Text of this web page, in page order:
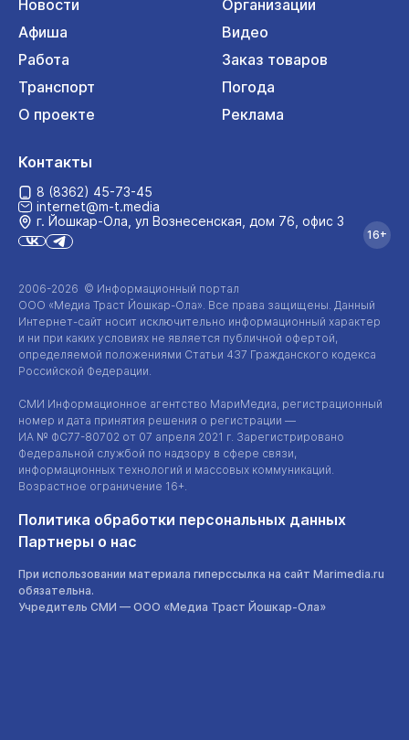
Новости
Организации
Афиша
Видео
Работа
Заказ товаров
Транспорт
Погода
О проекте
Реклама
2006-2026 © Информационный портал
ООО «Медиа Траст Йошкар-Ола» . Все права защищены. Данный
Интернет-сайт носит исключительно информационный характер
и ни при каких условиях не является публичной офертой,
определяемой положениями Статьи 437 Гражданского кодекса
Российской Федерации.
СМИ Информационное агентство МариМедиа, регистрационный
номер и дата принятия решения о регистрации —
ИА № ФС77-80702 от 07 апреля 2021 г. Зарегистрировано
Федеральной службой по надзору в сфере связи,
информационных технологий и массовых коммуникаций.
Возрастное ограничение 16+.
Политика обработки персональных данных
Партнеры о нас
При использовании материала гиперссылка на сайт Marimedia.ru
обязательна.
Учредитель СМИ — ООО «Медиа Траст Йошкар-Ола»
Контакты
8 (8362) 45-73-45
internet@m-t.media
г. Йошкар‑Ола, ул Вознесенская, дом 76, офис 3
16+